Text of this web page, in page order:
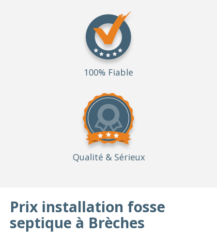
100% Fiable
Qualité & Sérieux
Prix installation fosse
septique à Brèches